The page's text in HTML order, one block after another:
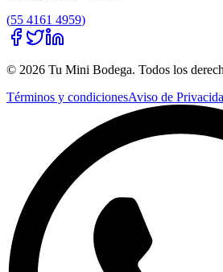
(55 4161 4959)
© 2026 Tu Mini Bodega. Todos los
Términos y condicionesAviso de